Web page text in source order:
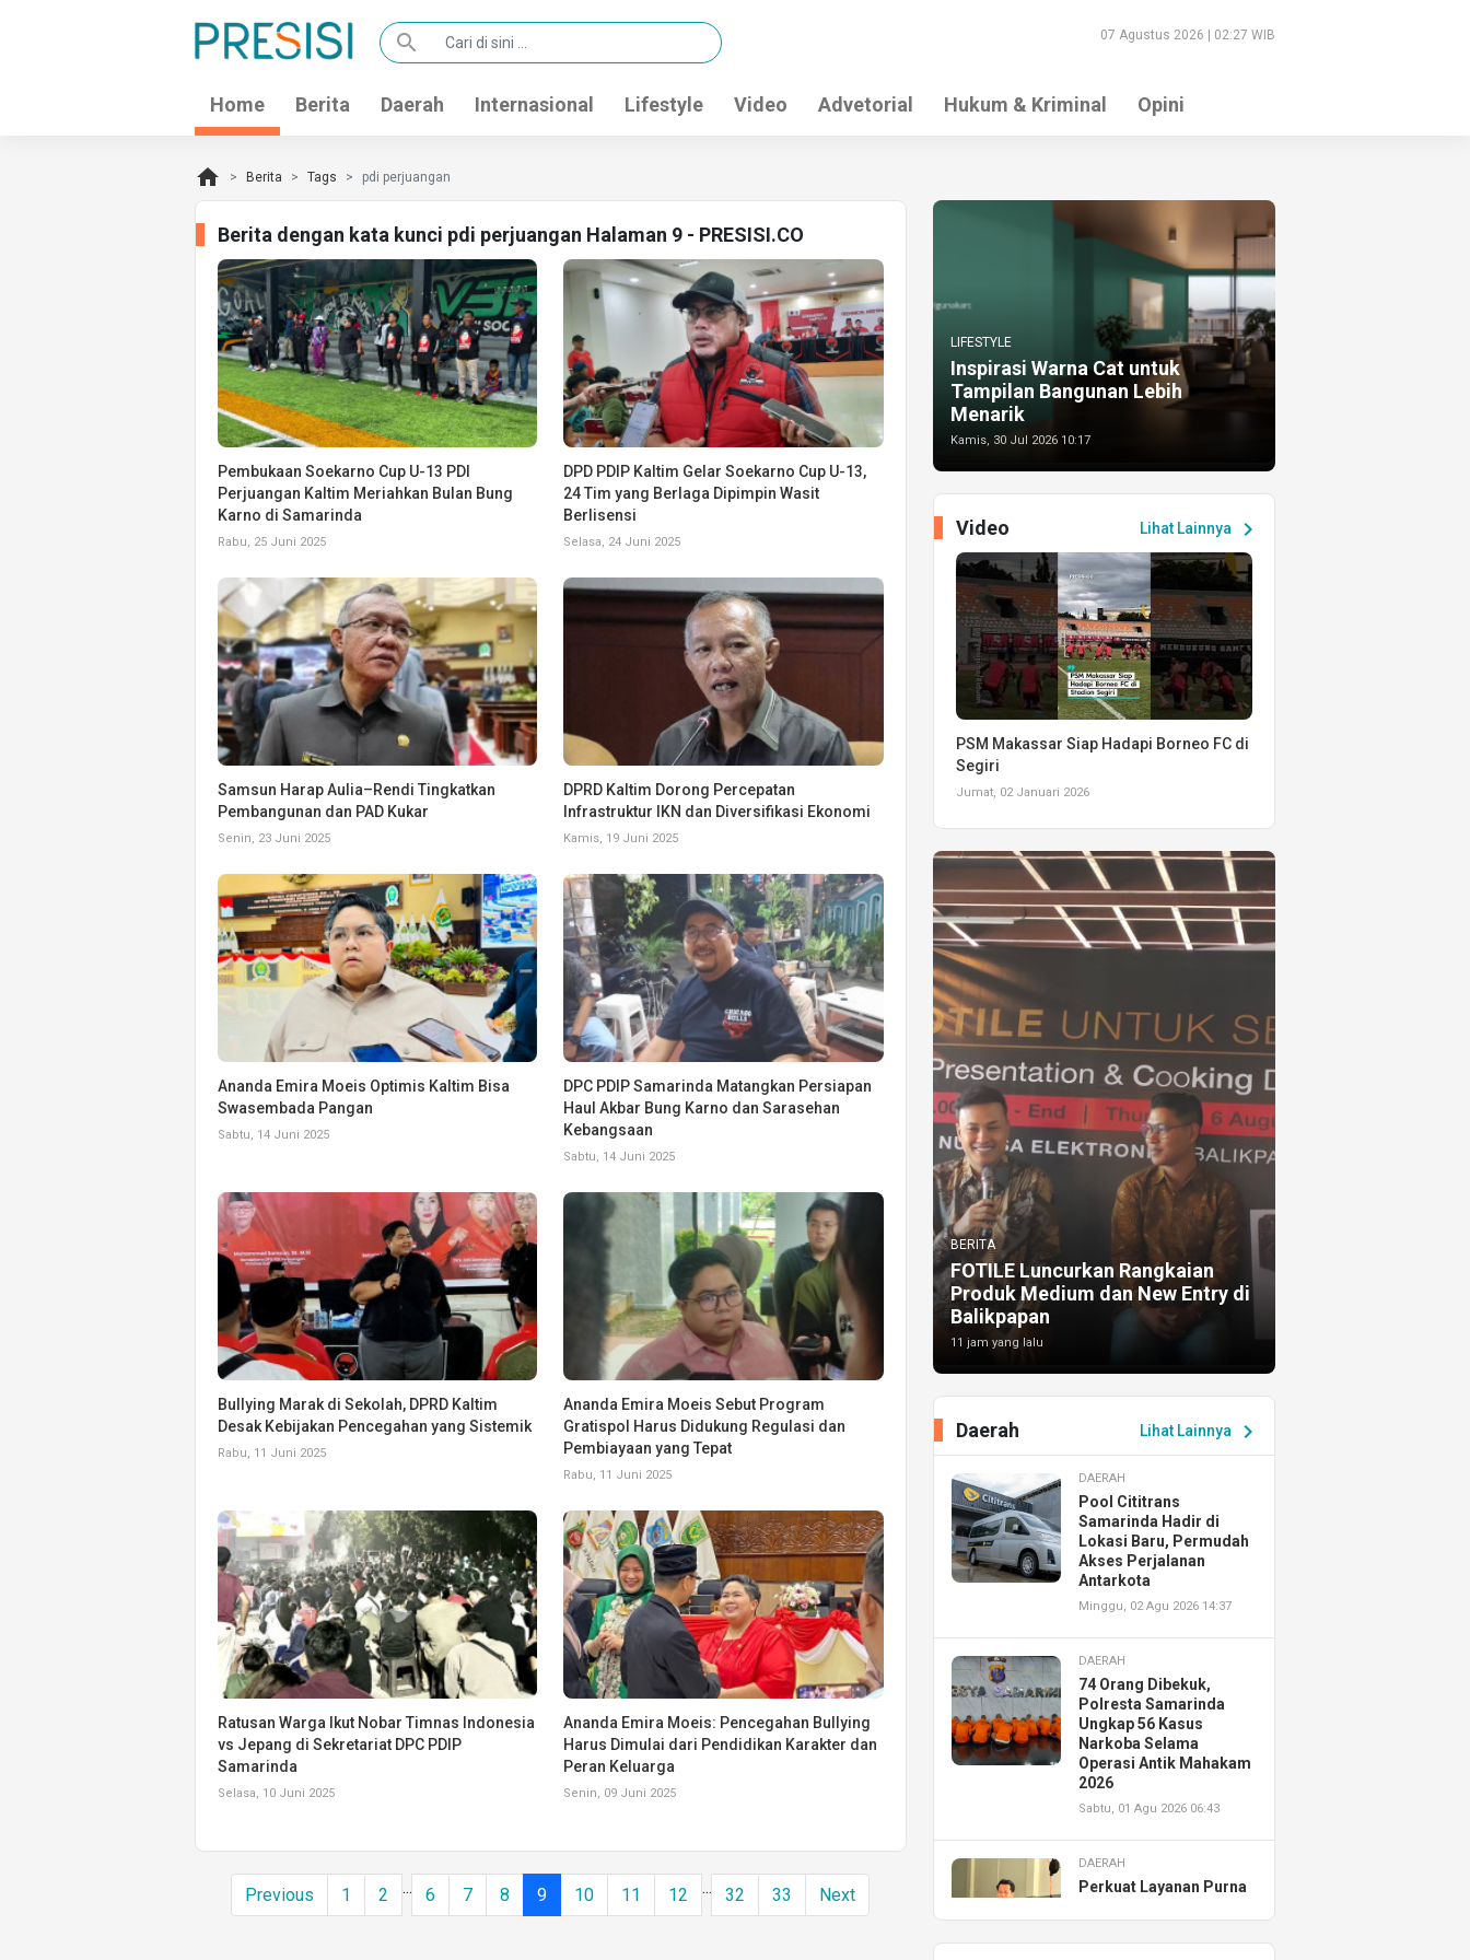
search 07 Agustus 2026 | 02:27 WIB
Home Berita Daerah Internasional Lifestyle Video Advetorial Hukum & Kriminal Opini
home Berita Tags pdi perjuangan
Berita dengan kata kunci pdi perjuangan Halaman 9 - PRESISI.CO
Pembukaan Soekarno Cup U-13 PDI
Perjuangan Kaltim Meriahkan Bulan Bung
Karno di Samarinda
Rabu, 25 Juni 2025
DPD PDIP Kaltim Gelar Soekarno Cup U-13,
24 Tim yang Berlaga Dipimpin Wasit
Berlisensi
Selasa, 24 Juni 2025
Samsun Harap Aulia–Rendi Tingkatkan
Pembangunan dan PAD Kukar
Senin, 23 Juni 2025
DPRD Kaltim Dorong Percepatan
Infrastruktur IKN dan Diversifikasi Ekonomi
Kamis, 19 Juni 2025
Ananda Emira Moeis Optimis Kaltim Bisa
Swasembada Pangan
Sabtu, 14 Juni 2025
DPC PDIP Samarinda Matangkan Persiapan
Haul Akbar Bung Karno dan Sarasehan
Kebangsaan
Sabtu, 14 Juni 2025
Bullying Marak di Sekolah, DPRD Kaltim
Desak Kebijakan Pencegahan yang Sistemik
Rabu, 11 Juni 2025
Ananda Emira Moeis Sebut Program
Gratispol Harus Didukung Regulasi dan
Pembiayaan yang Tepat
Rabu, 11 Juni 2025
Ratusan Warga Ikut Nobar Timnas Indonesia
vs Jepang di Sekretariat DPC PDIP
Samarinda
Selasa, 10 Juni 2025
Ananda Emira Moeis: Pencegahan Bullying
Harus Dimulai dari Pendidikan Karakter dan
Peran Keluarga
Senin, 09 Juni 2025
Previous 1 2 ... 6 7 8 9 10 11 12 ... 32 33 Next
LIFESTYLE
Inspirasi Warna Cat untuk
Tampilan Bangunan Lebih
Menarik
Kamis, 30 Jul 2026 10:17
Lihat Lainnya chevron_right
Video
PSM Makassar Siap Hadapi Borneo FC di
Segiri
Jumat, 02 Januari 2026
BERITA
FOTILE Luncurkan Rangkaian
Produk Medium dan New Entry di
Balikpapan
11 jam yang lalu
Lihat Lainnya chevron_right
Daerah
DAERAH
Pool Cititrans
Samarinda Hadir di
Lokasi Baru, Permudah
Akses Perjalanan
Antarkota
Minggu, 02 Agu 2026 14:37
DAERAH
74 Orang Dibekuk,
Polresta Samarinda
Ungkap 56 Kasus
Narkoba Selama
Operasi Antik Mahakam
2026
Sabtu, 01 Agu 2026 06:43
DAERAH
Perkuat Layanan Purna
Resmikan AHASS